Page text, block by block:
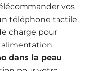
vos
téléphone tactile.
charge pour
alimentation
dans la peau